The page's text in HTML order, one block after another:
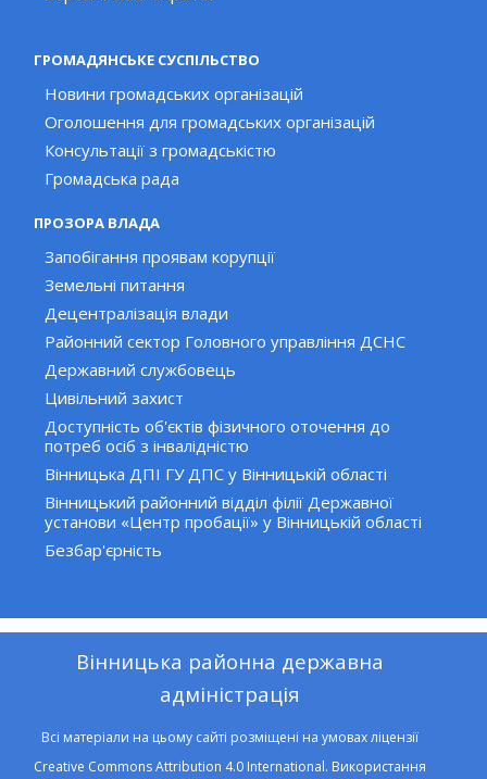
ГРОМАДЯНСЬКЕ СУСПІЛЬСТВО
Новини громадських організацій
Оголошення для громадських організацій
Консультації з громадськістю
Громадська рада
ПРОЗОРА ВЛАДА
Запобігання проявам корупції
Земельні питання
Децентралізація влади
Районний сектор Головного управління ДСНС
Державний службовець
Цивільний захист
Доступність об'єктів фізичного оточення до
потреб осіб з інвалідністю
Вінницька ДПІ ГУ ДПС у Вінницькій області
Вінницький районний відділ філії Державної
установи «Центр пробації» у Вінницькій області
Безбар'єрність
Вінницька районна державна
адміністрація
Всі матеріали на цьому сайті розміщені на умовах ліцензії
Creative Commons Attribution 4.0 International. Використання